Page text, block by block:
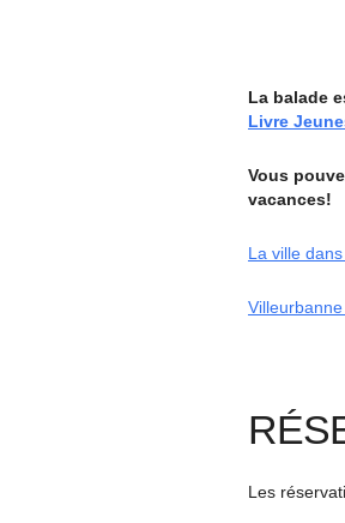
La balade
Livre
Vous
vacances!
La ville
Les